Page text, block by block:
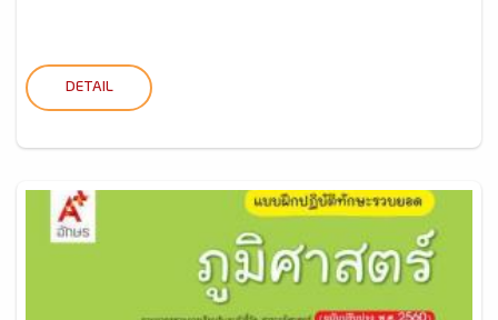
DETAIL